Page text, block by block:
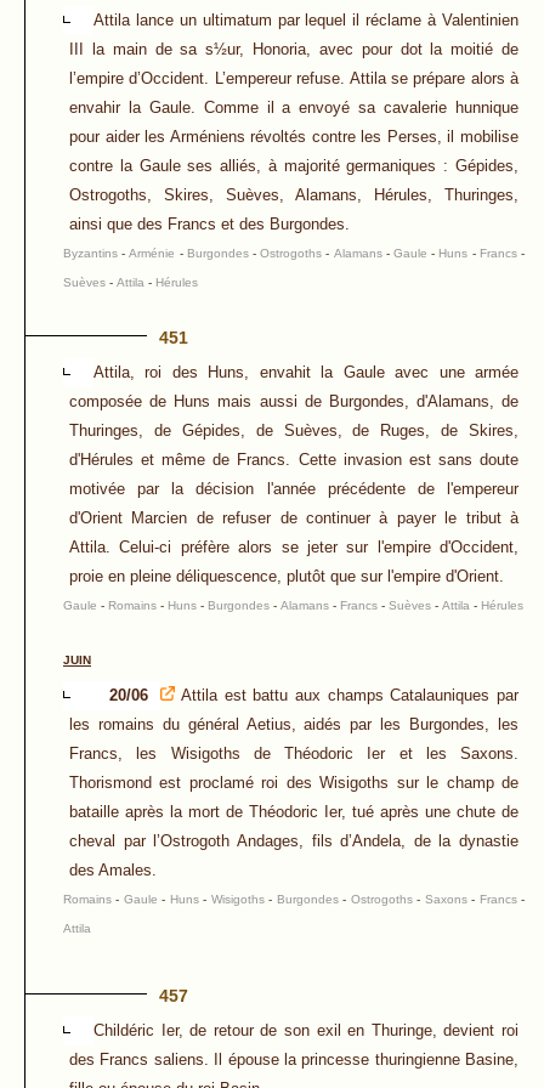
Attila lance un ultimatum par lequel il réclame à Valentinien
III la main de sa s½ur, Honoria, avec pour dot la moitié de
l’empire d’Occident. L’empereur refuse. Attila se prépare alors à
envahir la Gaule. Comme il a envoyé sa cavalerie hunnique
pour aider les Arméniens révoltés contre les Perses, il mobilise
contre la Gaule ses alliés, à majorité germaniques : Gépides,
Ostrogoths, Skires, Suèves, Alamans, Hérules, Thuringes,
ainsi que des Francs et des Burgondes.
Byzantins -Arménie - Burgondes-Ostrogoths - Alamans-Gaule - Huns - Francs-
Suèves - Attila - Hérules
451
Attila, roi des Huns, envahit la Gaule avec une armée
composée de Huns mais aussi de Burgondes, d'Alamans, de
Thuringes, de Gépides, de Suèves, de Ruges, de Skires,
d'Hérules et même de Francs. Cette invasion est sans doute
motivée par la décision l'année précédente de l'empereur
d'Orient Marcien de refuser de continuer à payer le tribut à
Attila. Celui-ci préfère alors se jeter sur l'empire d'Occident,
proie en pleine déliquescence, plutôt que sur l'empire d'Orient.
Gaule - Romains - Huns - Burgondes - Alamans - Francs - Suèves - Attila - Hérules
JUIN
20/06
Attila est battu aux champs Catalauniques par
les romains du général Aetius, aidés par les Burgondes, les
Francs, les Wisigoths de Théodoric Ier et les Saxons.
Thorismond est proclamé roi des Wisigoths sur le champ de
bataille après la mort de Théodoric Ier, tué après une chute de
cheval par l’Ostrogoth Andages, fils d’Andela, de la dynastie
des Amales.
Romains - Gaule - Huns- Wisigoths- Burgondes- Ostrogoths- Saxons- Francs-
Attila
457
Childéric Ier, de retour de son exil en Thuringe, devient roi
des Francs saliens. Il épouse la princesse thuringienne Basine,